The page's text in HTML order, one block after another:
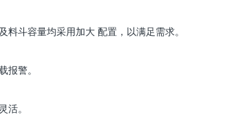
料斗容量均采用加大 配置，以满足需求。
报警。
活。